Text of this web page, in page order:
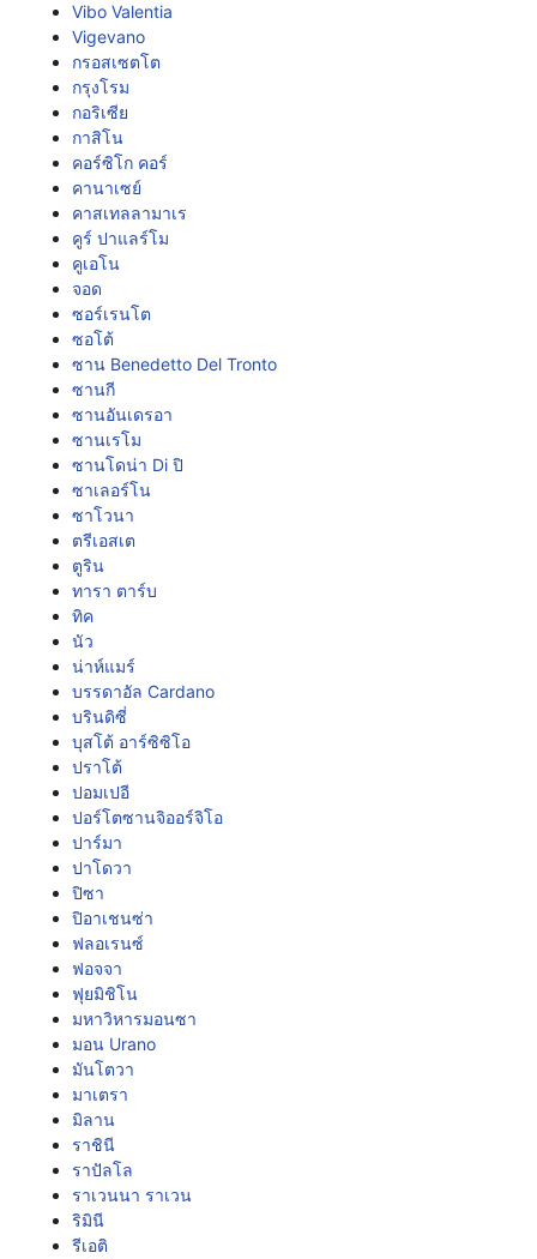
Vibo Valentia
Vigevano
กรอสเซตโต
กรุงโรม
กอริเซีย
กาสิโน
คอร์ซิโก คอร์
คานาเซย์
คาสเทลลามาเร
คูร์ ปาแลร์โม
คูเอโน
จอด
ซอร์เรนโต
ซอโต้
ซาน Benedetto Del Tronto
ซานกี
ซานอันเดรอา
ซานเรโม
ซานโดน่า Di ปิ
ซาเลอร์โน
ซาโวนา
ตรีเอสเต
ตูริน
ทารา ตาร์บ
ทิค
นัว
น่าห์แมร์
บรรดาอัล Cardano
บรินดิซี่
บุสโต้ อาร์ซิซิโอ
ปราโต้
ปอมเปอี
ปอร์โตซานจิออร์จิโอ
ปาร์มา
ปาโดวา
ปิซา
ปิอาเชนซ่า
ฟลอเรนซ์
ฟอจจา
ฟุยมิชิโน
มหาวิหารมอนซา
มอน Urano
มันโตวา
มาเตรา
มิลาน
ราชินี
ราปัลโล
ราเวนนา ราเวน
ริมินี
รีเอติ